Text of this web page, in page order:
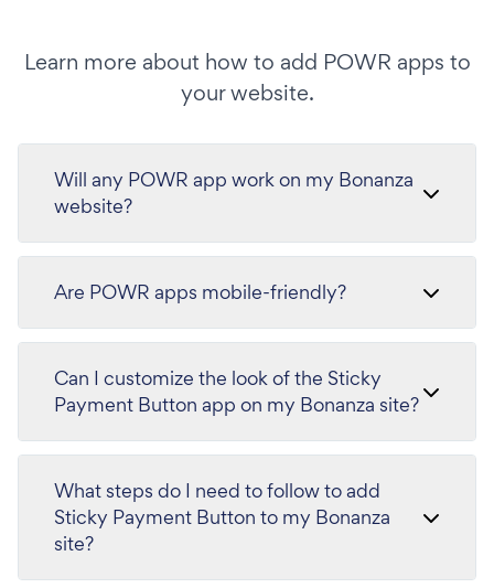
Learn more about how to add POWR apps to
your website.
Will any POWR app work on my Bonanza
website?
Are POWR apps mobile-friendly?
Can I customize the look of the Sticky
Payment Button app on my Bonanza site?
What steps do I need to follow to add
Sticky Payment Button to my Bonanza
site?